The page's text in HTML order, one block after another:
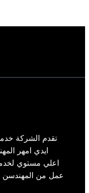
تقدم الشركة
ايدي امهر
اعلي مستوي
عمل من المهندسن